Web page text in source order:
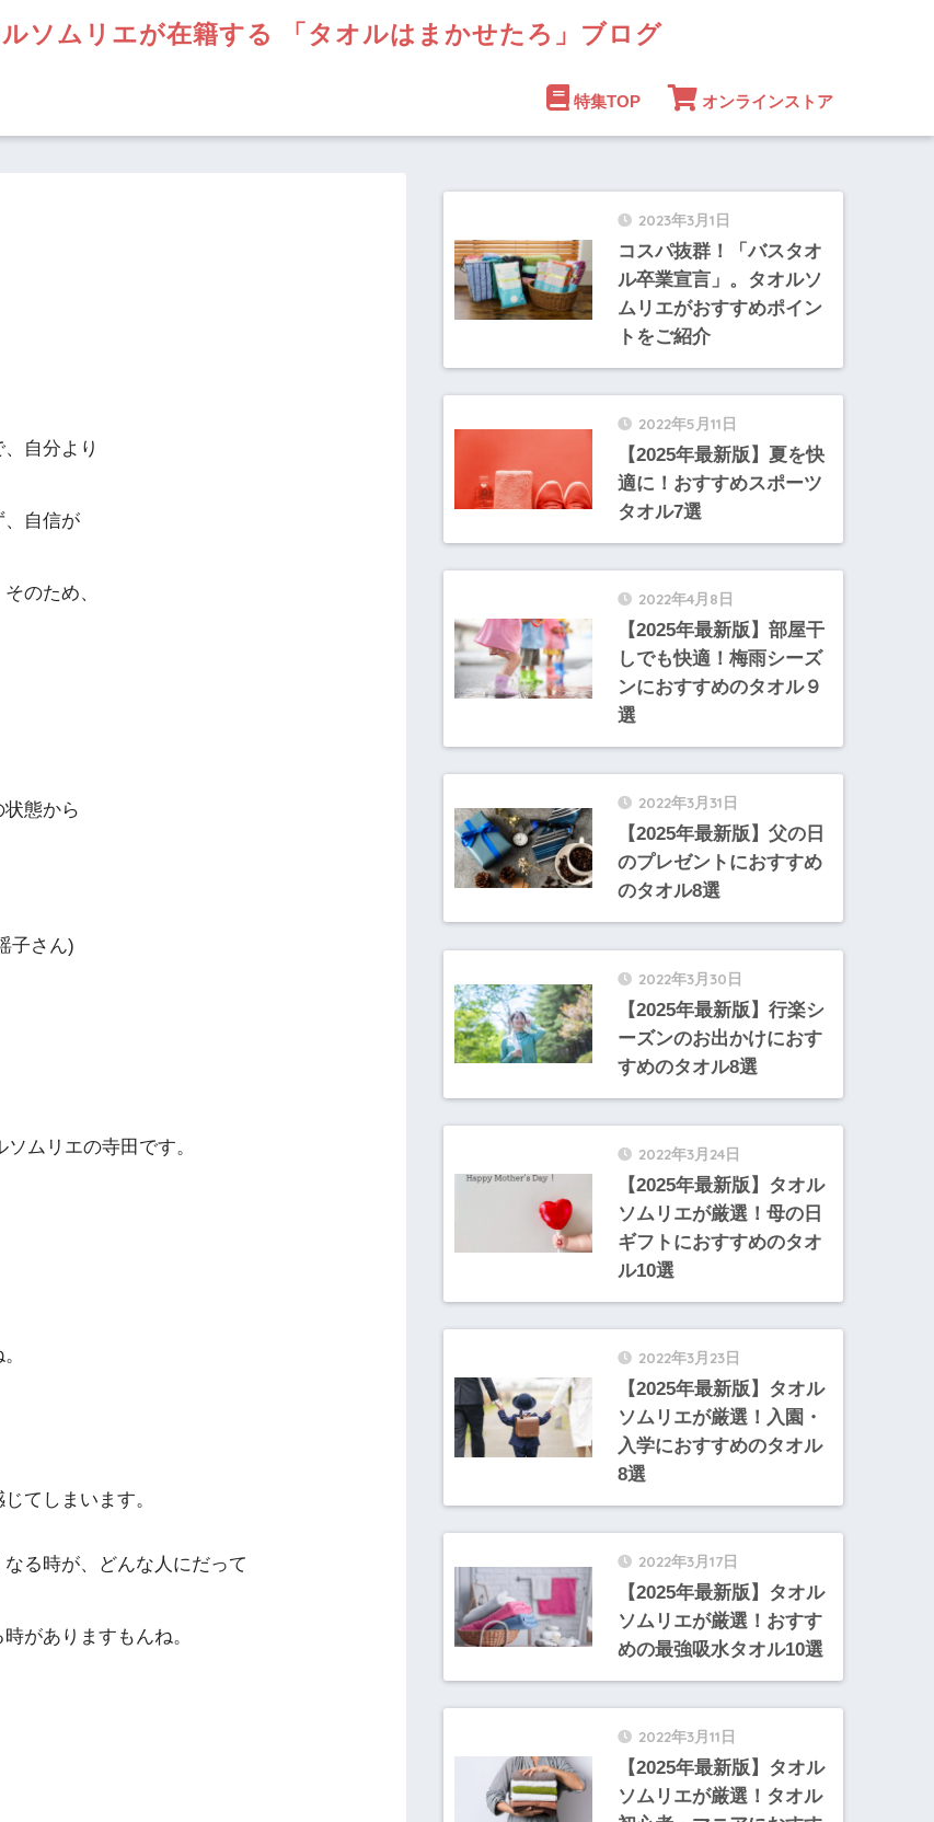
ソムリエが在籍する 「タオルはまかせたろ」ブログ
特集TOP オンラインストア
自分より
自信が
のため、
態から
ん)
ムリエの寺田です。
てしまいます。
る時が、どんな人にだって
がありますもんね。
2023年3月1日
コスパ抜群！「バスタオ
ル卒業宣言」。タオルソ
ムリエがおすすめポイン
トをご紹介
2022年5月11日
【2025年最新版】夏を快
適に！おすすめスポーツ
タオル7選
2022年4月8日
【2025年最新版】部屋干
しでも快適！梅雨シーズ
ンにおすすめのタオル９
選
2022年3月31日
【2025年最新版】父の日
のプレゼントにおすすめ
のタオル8選
2022年3月30日
【2025年最新版】行楽シ
ーズンのお出かけにおす
すめのタオル8選
2022年3月24日
【2025年最新版】タオル
ソムリエが厳選！母の日
ギフトにおすすめのタオ
ル10選
2022年3月23日
【2025年最新版】タオル
ソムリエが厳選！入園・
入学におすすめのタオル
8選
2022年3月17日
【2025年最新版】タオル
ソムリエが厳選！おすす
めの最強吸水タオル10選
2022年3月11日
【2025年最新版】タオル
ソムリエが厳選！タオル